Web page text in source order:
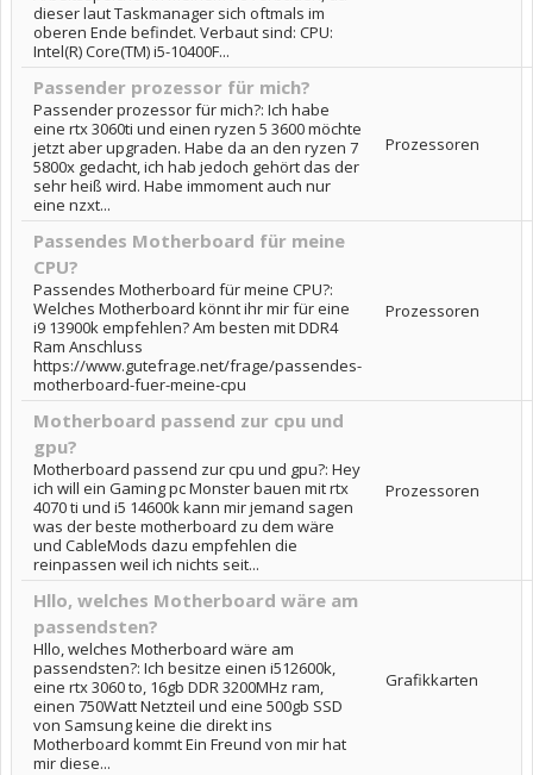
dieser laut Taskmanager sich oftmals im
oberen Ende befindet. Verbaut sind: CPU:
Intel(R) Core(TM) i5-10400F...
Passender prozessor für mich?
Passender prozessor für mich?: Ich habe
eine rtx 3060ti und einen ryzen 5 3600 möchte
jetzt aber upgraden. Habe da an den ryzen 7
5800x gedacht, ich hab jedoch gehört das der
sehr heiß wird. Habe immoment auch nur
eine nzxt...
Prozessoren
Passendes Motherboard für meine
CPU?
Passendes Motherboard für meine CPU?:
Welches Motherboard könnt ihr mir für eine
i9 13900k empfehlen? Am besten mit DDR4
Ram Anschluss
https://www.gutefrage.net/frage/passendes-
motherboard-fuer-meine-cpu
Prozessoren
Motherboard passend zur cpu und
gpu?
Motherboard passend zur cpu und gpu?: Hey
ich will ein Gaming pc Monster bauen mit rtx
4070 ti und i5 14600k kann mir jemand sagen
was der beste motherboard zu dem wäre
und CableMods dazu empfehlen die
reinpassen weil ich nichts seit...
Prozessoren
Hllo, welches Motherboard wäre am
passendsten?
Hllo, welches Motherboard wäre am
passendsten?: Ich besitze einen i512600k,
eine rtx 3060 to, 16gb DDR 3200MHz ram,
einen 750Watt Netzteil und eine 500gb SSD
von Samsung keine die direkt ins
Motherboard kommt Ein Freund von mir hat
mir diese...
Grafikkarten